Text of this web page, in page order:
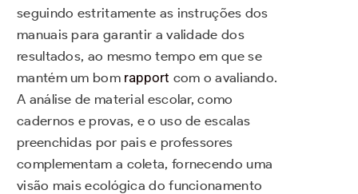
seguindo estritamente as instruções dos
manuais para garantir a validade dos
resultados, ao mesmo tempo em que se
mantém um bom rapport com o avaliando.
A análise de material escolar, como
cadernos e provas, e o uso de escalas
preenchidas por pais e professores
complementam a coleta, fornecendo uma
visão mais ecológica do funcionamento